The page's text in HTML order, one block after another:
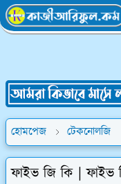
হোমপেজ টেকনোলজি
ফাইভ জি কি | ফাইভ